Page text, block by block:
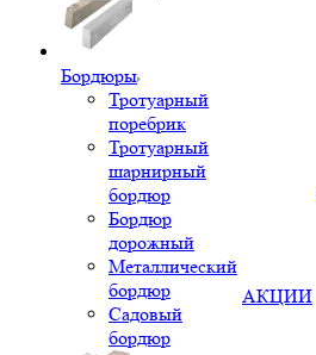
Бордюры
Тротуарный
поребрик
Тротуарный
шарнирный
бордюр
Бордюр
дорожный
Металлический
бордюр
Садовый
бордюр
АКЦИИ